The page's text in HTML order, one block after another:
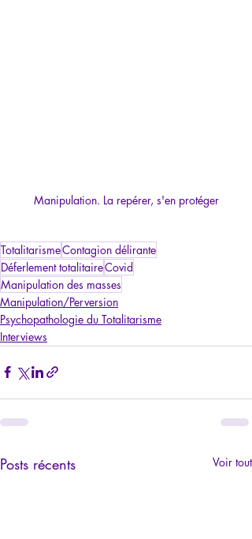
Manipulation. La repérer, s'en protéger
TotalitarismeContagion délirante
Déferlement totalitaireCovid
Manipulation des masses
Manipulation/Perversion
Psychopathologie du Totalitarisme
Interviews
Posts récents Voir tout